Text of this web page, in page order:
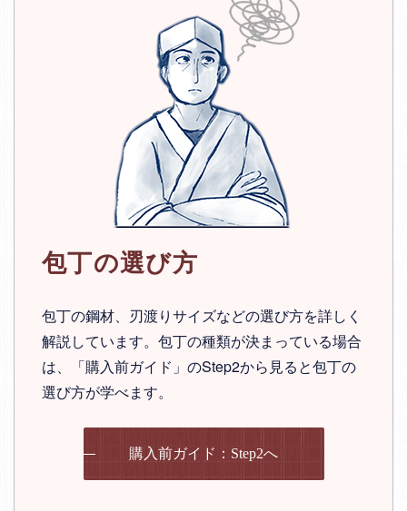
包丁の選び方
包丁の鋼材、刃渡りサイズなどの選び方を詳しく
解説しています。包丁の種類が決まっている場合
は、「購入前ガイド」のStep2から見ると包丁の
選び方が学べます。
購入前ガイド：Step2へ